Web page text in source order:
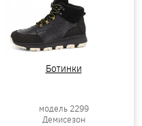
Ботинки
модель 2299
Демисезон